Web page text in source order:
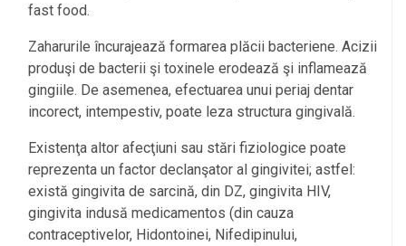
fast food.
Zaharurile încurajează formarea plăcii bacteriene. Acizii
produşi de bacterii şi toxinele erodează şi inflamează
gingiile. De asemenea, efectuarea unui periaj dentar
incorect, intempestiv, poate leza structura gingivală.
Existenţa altor afecţiuni sau stări fiziologice poate
reprezenta un factor declanşator al gingivitei; astfel:
există gingivita de sarcină, din DZ, gingivita HIV,
gingivita indusă medicamentos (din cauza
contraceptivelor, Hidontoinei, Nifedipinului,